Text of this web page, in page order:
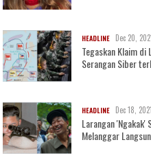
HEADLINE Dec 20,
Tegaskan Klaim di
Serangan Siber
HEADLINE Dec 18, 2021
Larangan 'Ngakak'
Melanggar